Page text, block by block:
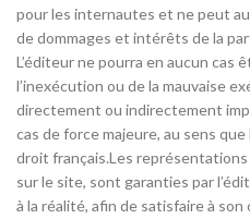
pour les internautes et ne peut
de dommages et intérêts de la
L’éditeur ne pourra en aucun cas
l’inexécution ou de la mauvaise
directement ou indirectement
cas de force majeure, au sens
droit français.Les
sur le site, sont garanties par
à la réalité, afin de satisfaire à